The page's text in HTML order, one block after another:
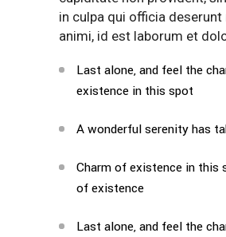
in culpa qui officia
animi, id est laborum et
Last alone, and feel the
existence in this spot
A wonderful serenity has
Charm of existence in this
of existence
Last alone, and feel the